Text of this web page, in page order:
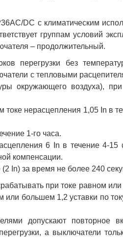
DC с климатическим
группам условий
– продолжительный.
перегрузки без
с тепловыми
окружающего воздуха),
токе нерасцепления 1,05 In в
1-го часа.
6 In в течение 4-15
компенсации.
In) за время не более 240
при токе равном
большем 1,2 уставки по
допускают повторное
а выключатели